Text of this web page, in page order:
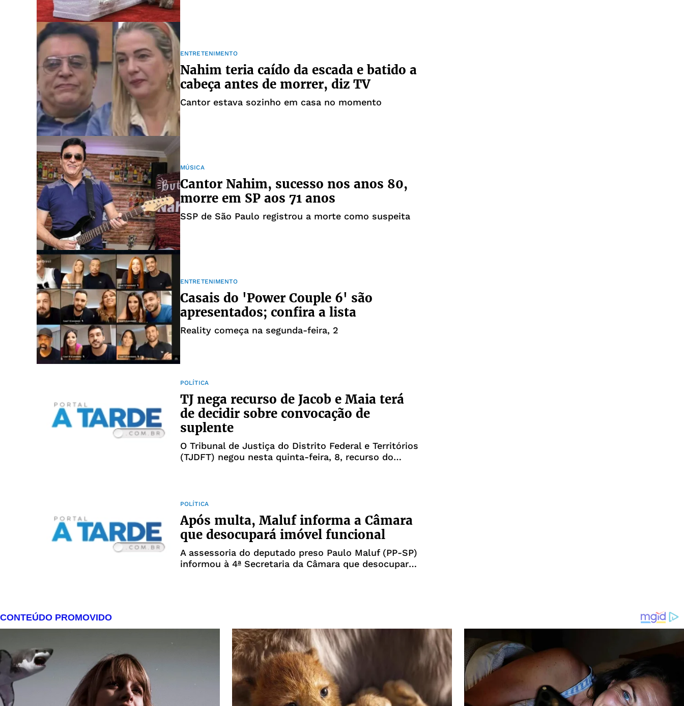
ENTRETENIMENTO
Nahim teria caído da escada e batido a
cabeça antes de morrer, diz TV
Cantor estava sozinho em casa no momento
MÚSICA
Cantor Nahim, sucesso nos anos 80,
morre em SP aos 71 anos
SSP de São Paulo registrou a morte como suspeita
ENTRETENIMENTO
Casais do 'Power Couple 6' são
apresentados; confira a lista
Reality começa na segunda-feira, 2
POLÍTICA
TJ nega recurso de Jacob e Maia terá
de decidir sobre convocação de
suplente
O Tribunal de Justiça do Distrito Federal e Territórios
(TJDFT) negou nesta quinta-feira, 8, recurso do
presidente
POLÍTICA
Após multa, Maluf informa a Câmara
que desocupará imóvel funcional
A assessoria do deputado preso Paulo Maluf (PP-SP)
informou à 4ª Secretaria da Câmara que desocupará